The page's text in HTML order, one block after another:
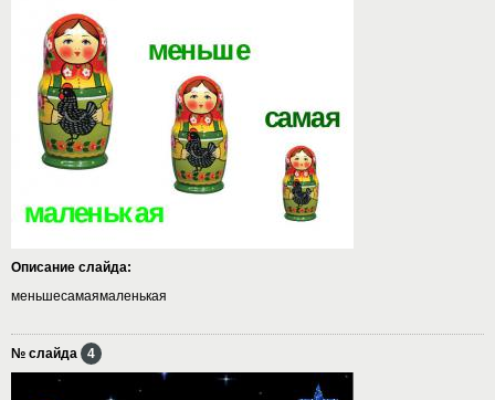
Описание слайда:
меньшесамаямаленькая
№ слайда 4